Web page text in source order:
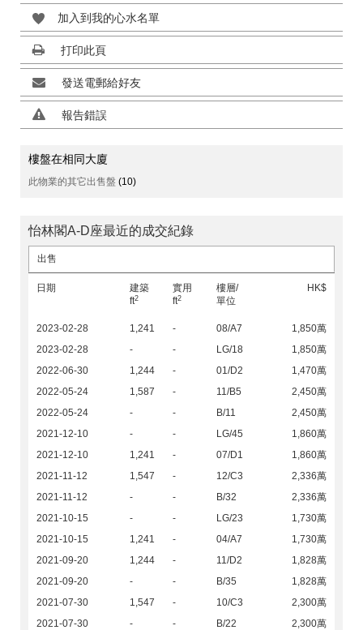
加入到我的心水名單
打印此頁
發送電郵給好友
報告錯誤
樓盤在相同大廈
此物業的其它出售盤 (10)
怡林閣A-D座最近的成交紀錄
出售
日期
建築
ft2
實用
ft2
樓層/
單位
HK$
2023-02-28 1,241 - 08/A7
1,850萬
2023-02-28
- - LG/18
1,850萬
2022-06-30
1,244 - 01/D2
1,470萬
2022-05-24
1,587 - 11/B5
2,450萬
2022-05-24
- - B/11
2,450萬
2021-12-10
- - LG/45
1,860萬
2021-12-10
1,241 - 07/D1
1,860萬
2021-11-12
1,547 - 12/C3
2,336萬
2021-11-12
- - B/32
2,336萬
2021-10-15
- - LG/23
1,730萬
2021-10-15
1,241 - 04/A7
1,730萬
2021-09-20
1,244 - 11/D2
1,828萬
2021-09-20
- - B/35
1,828萬
2021-07-30
1,547 - 10/C3
2,300萬
2021-07-30
- - B/22 2,300萬